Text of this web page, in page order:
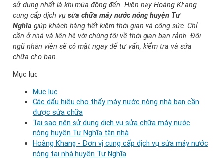
sử dụng nhất là khi mùa đông đến. Hiện nay Hoàng Khang
cung cấp dịch vụ sửa chữa máy nước nóng huyện Tư
Nghĩa giúp khách hàng tiết kiệm thời gian và công sức. Chỉ
cần ở nhà và liên hệ với chúng tôi về thời gian bạn rảnh. Đội
ngũ nhân viên sẽ có mặt ngay để tư vấn, kiểm tra và sửa
chữa cho bạn.
Mục lục
Mục lục
Các dấu hiệu cho thấy máy nước nóng nhà bạn cần
được sửa chữa
Tại sao nên sử dụng dịch vụ sửa chữa máy nước
nóng huyện Tư Nghĩa tận nhà
Hoàng Khang - Đơn vị cung cấp dịch vụ sửa máy nước
nóng tại nhà huyện Tư Nghĩa